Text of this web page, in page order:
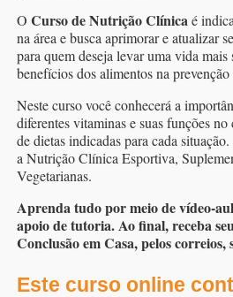
O Curso de Nutrição Clínicaé
na área e busca aprimorar e atualizar
para quem deseja levar uma vida
benefícios dos alimentos na
Neste curso você conhecerá a
diferentes vitaminas e suas funções
de dietas indicadas para cada
a Nutrição Clínica Esportiva,
Vegetarianas.
Aprenda tudo por meio de vídeo-
apoio de tutoria. Ao final, receba
Conclusão em Casa, pelos correios,
Este curso online